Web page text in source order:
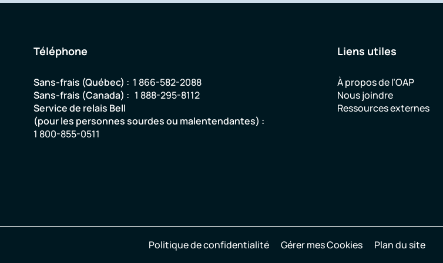
Téléphone
Sans-frais (Québec) : 1 866-582-2088
Sans-frais (Canada) : 1 888-295-8112
Service de relais Bell
(pour les personnes sourdes ou malentendantes) :
1 800-855-0511
Liens utiles
À propos de l’OAP
Nous joindre
Ressources externes
Politique de confidentialité Gérer mes Cookies Plan du site